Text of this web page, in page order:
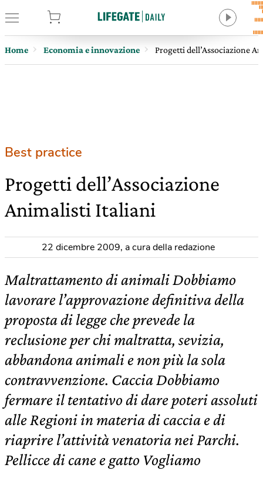
Home Economia e innovazione Progetti dell’Associazione
Best practice
Progetti dell’Associazione
Animalisti Italiani
22 dicembre 2009, a cura della redazione
Maltrattamento di animali Dobbiamo
lavorare l’approvazione definitiva della
proposta di legge che prevede la
reclusione per chi maltratta, sevizia,
abbandona animali e non più la sola
contravvenzione. Caccia Dobbiamo
fermare il tentativo di dare poteri assoluti
alle Regioni in materia di caccia e di
riaprire l’attività venatoria nei Parchi.
Pellicce di cane e gatto Vogliamo